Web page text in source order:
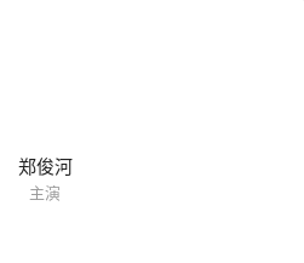
台、刘在石与水晶男孩合作演出。
郑俊河
主演